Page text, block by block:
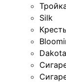
Silk
Dakota